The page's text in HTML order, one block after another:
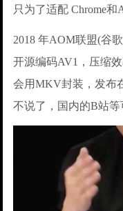
只为了适配 Chrome和
2018 年AOM联盟(谷
开源编码AV1，压缩
会用MKV封装，发布
不说了，国内的B站等